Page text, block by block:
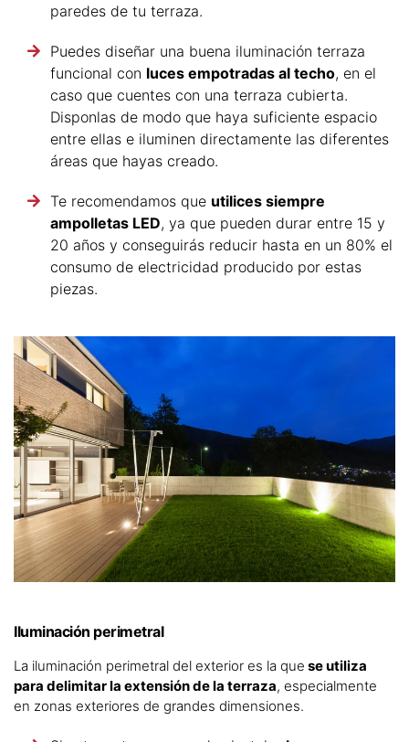
paredes de tu terraza.
Puedes diseñar una buena iluminación terraza
funcional con luces empotradas al techo, en el
caso que cuentes con una terraza cubierta.
Disponlas de modo que haya suficiente espacio
entre ellas e iluminen directamente las diferentes
áreas que hayas creado.
Te recomendamos que utilices siempre
ampolletas LED, ya que pueden durar entre 15 y
20 años y conseguirás reducir hasta en un 80% el
consumo de electricidad producido por estas
piezas.
Iluminación perimetral
La iluminación perimetral del exterior es la que se utiliza
para delimitar la extensión de la terraza, especialmente
en zonas exteriores de grandes dimensiones.